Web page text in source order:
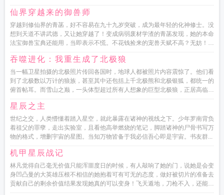
仙界穿越来的御兽师
穿越到修仙界的青菡，好不容易在九十九岁突破，成为最年轻的化神修士。没
想到天道不讲武德，又让她穿越了！变成病弱废材学渣的青菡发现，她的本命
法宝御兽宝典还能用，当即表示不慌。不花钱捡来的宠兽天赋不高？无妨！萃
吞噬进化：我重生成了北极狼
当一幅卫星拍摄的北极照片传回各国时，地球人都被照片内容震惊了。他们看
到了北极数以万计的狼族，甚至其中还包括上千北极熊和北极银狐，都统一的
俯首帖耳。而雪山之巅，一头体型超过所有人想象的巨型北极狼，正居高临下
星辰之主
世纪之交，人类懵懂着踏入星空，就此暴露在诸神的视线之下。少年罗南背负
着祖父的罪孽，走出实验室，且看他高举燃烧的笔记，脚踏诸神的尸骨书写万
物的格式，增删宇宙的星图。当知万物皆备于我必信吾心即是宇宙。书友群...
机甲星辰战记
林凡觉得自己毫无价值只能浑噩度日的时候，有人敲响了她的门，说她是会变
身凹凸曼的大英雄压根不相信的她抱着可有可无的态度，做好被切片的准备去
贡献自己的剩余价值结果发现她真的可以变身！飞天遁地，刀枪不入，还能跟